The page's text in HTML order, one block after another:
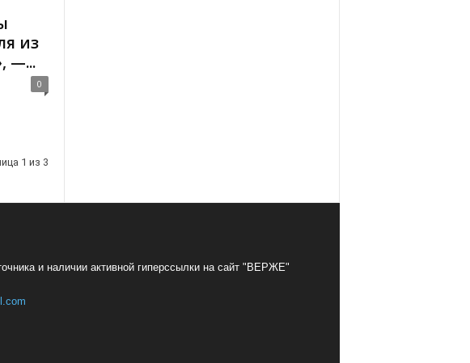
из
—...
0
1 из 3
и наличии активной гиперссылки на сайт "ВЕРЖЕ"